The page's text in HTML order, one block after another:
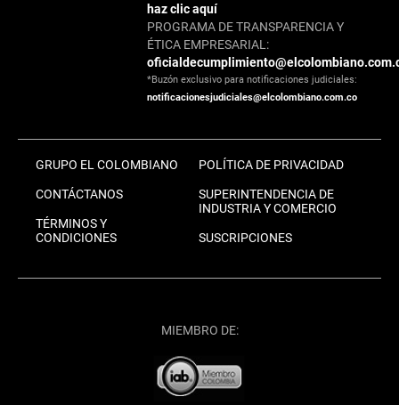
haz clic aquí
PROGRAMA DE TRANSPARENCIA Y
ÉTICA EMPRESARIAL:
*Buzón exclusivo para notificaciones judiciales:
notificacionesjudiciales@elcolombiano.com.co
GRUPO EL COLOMBIANO
CONTÁCTANOS
TÉRMINOS Y
CONDICIONES
POLÍTICA DE PRIVACIDAD
SUPERINTENDENCIA DE
INDUSTRIA Y COMERCIO
SUSCRIPCIONES
MIEMBRO DE: